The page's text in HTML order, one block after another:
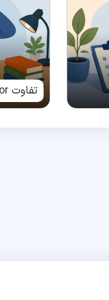
تفاوت error و mistake چیست؟